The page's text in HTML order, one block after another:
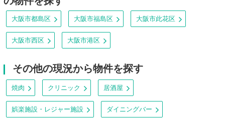
大阪市都島区 大阪市福島区 大阪市此花区
大阪市西区 大阪市港区
その他の現況から物件を探す
焼肉 クリニック 居酒屋
娯楽施設・レジャー施設 ダイニングバー